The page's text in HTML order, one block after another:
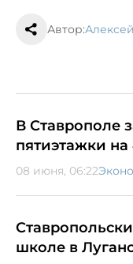
Автор:
В Ставрополе
пятиэтажки
08 июня, 06:22
школе в